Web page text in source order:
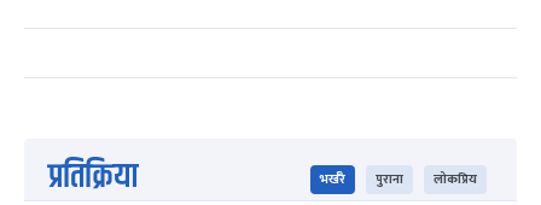
प्रतिक्रिया भर्खरै पुराना लोकप्रिय